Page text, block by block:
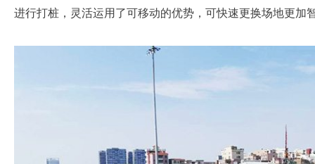
进行打桩，灵活运用了可移动的优势，可快速更换场地更加